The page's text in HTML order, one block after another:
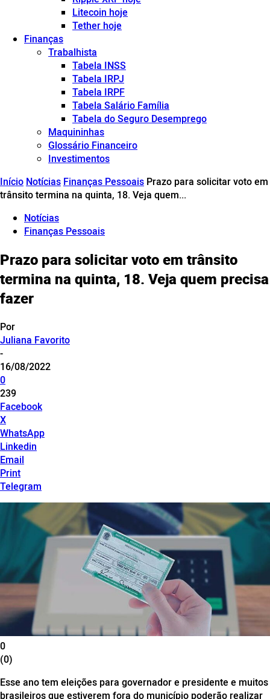
Litecoin hoje
Tether hoje
Finanças
Trabalhista
Tabela INSS
Tabela IRPJ
Tabela IRPF
Tabela Salário Família
Tabela do Seguro Desemprego
Maquininhas
Glossário Financeiro
Investimentos
Início Notícias Finanças Pessoais Prazo para solicitar voto em
trânsito termina na quinta, 18. Veja quem...
Notícias
Finanças Pessoais
Prazo para solicitar voto em trânsito
termina na quinta, 18. Veja quem precisa
fazer
Por
Juliana Favorito
-
16/08/2022
0
239
Facebook
X
WhatsApp
Linkedin
Email
Print
Telegram
0
(0)
Esse ano tem eleições para governador e presidente e muitos
brasileiros que estiverem fora do município poderão realizar